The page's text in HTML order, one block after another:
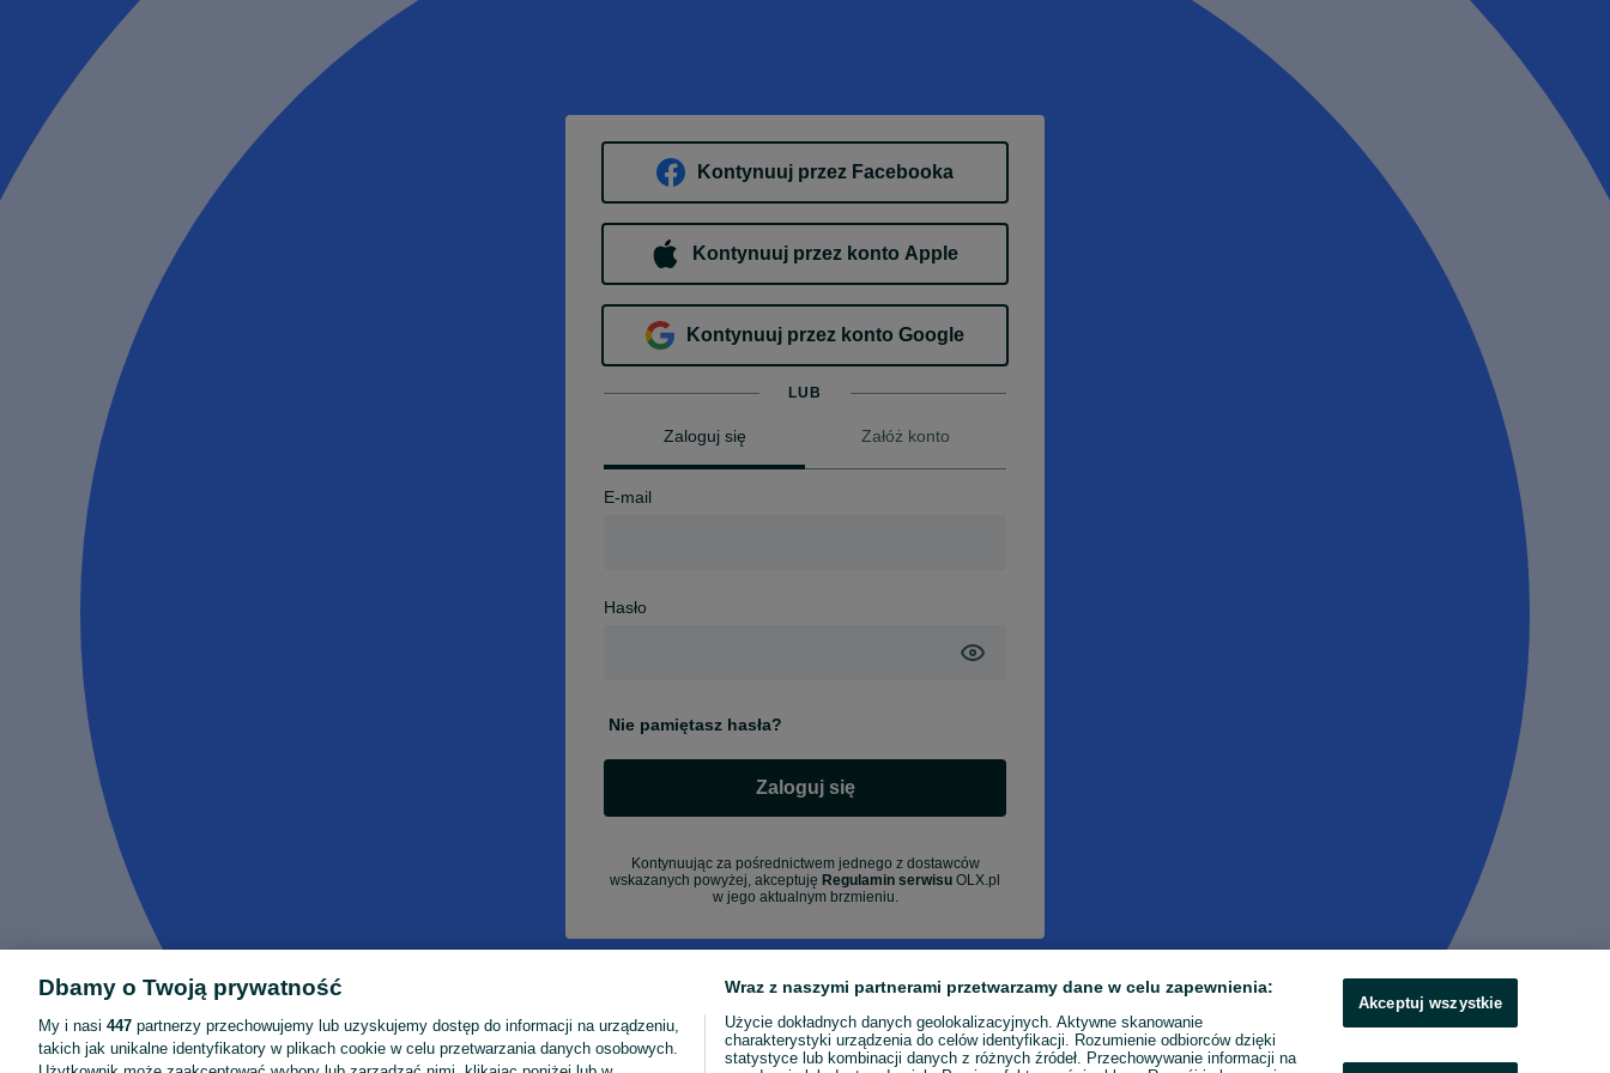
Kontynuuj przez Facebooka
Kontynuuj przez konto Apple
Kontynuuj przez konto Google
LUB
Zaloguj się Załóż konto
E-mail
Hasło
Nie pamiętasz hasła?
Zaloguj się
Kontynuując za pośrednictwem jednego z dostawców
wskazanych powyżej, akceptuję Regulamin serwisu OLX.pl
w jego aktualnym brzmieniu.
Dbamy o Twoją prywatność
My i nasi 447 partnerzy przechowujemy lub uzyskujemy dostęp do informacji na urządzeniu,
takich jak unikalne identyfikatory w plikach cookie w celu przetwarzania danych osobowych.
Wraz z naszymi partnerami przetwarzamy dane w celu zapewnienia:
Użycie dokładnych danych geolokalizacyjnych. Aktywne skanowanie
charakterystyki urządzenia do celów identyfikacji. Rozumienie odbiorców dzięki
statystyce lub kombinacji danych z różnych źródeł. Przechowywanie informacji na
Akceptuj wszystkie